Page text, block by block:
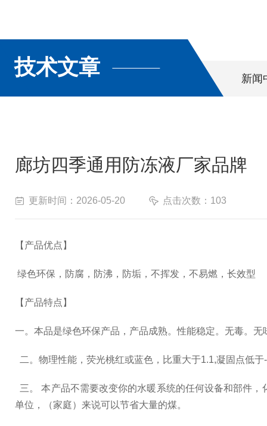
技术文章 新闻
廊坊四季通用防冻液厂家品牌
更新时间：2026-05-20 点击次数：103
【产品优点】
绿色环保，防腐，防沸，防垢，不挥发，不易燃，长效型
【产品特点】
一。本品是绿色环保产品，产品成熟。性能稳定。无毒。无
二。物理性能，荧光桃红或蓝色，比重大于1.1,凝固点低
三。 本产品不需要改变你的水暖系统的任何设备和部件
单位，（家庭）来说可以节省大量的煤。